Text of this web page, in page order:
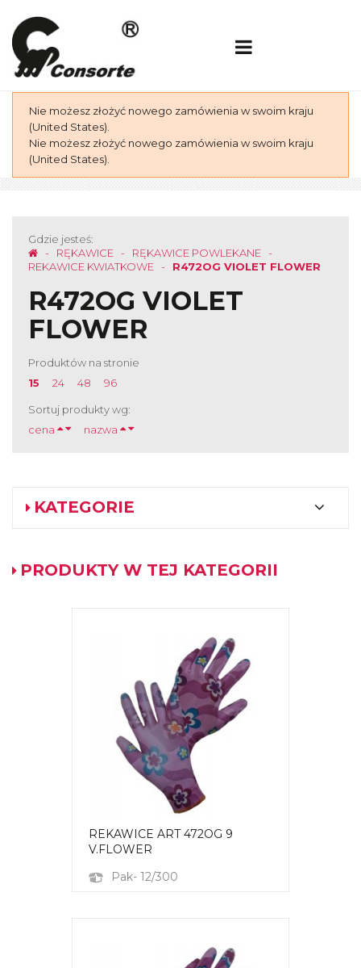
Nie możesz złożyć nowego zamówienia w swoim kraju
(United States).
Nie możesz złożyć nowego zamówienia w swoim kraju
(United States).
Gdzie jesteś:
RĘKAWICE
RĘKAWICE POWLEKANE
REKAWICE KWIATKOWE
R472OG VIOLET FLOWER
R472OG VIOLET
FLOWER
Produktów na stronie
15
24 48 96
Sortuj produkty wg:
cena
nazwa
KATEGORIE
PRODUKTY W TEJ KATEGORII
REKAWICE ART 472OG 9
V.FLOWER
Pak- 12/300